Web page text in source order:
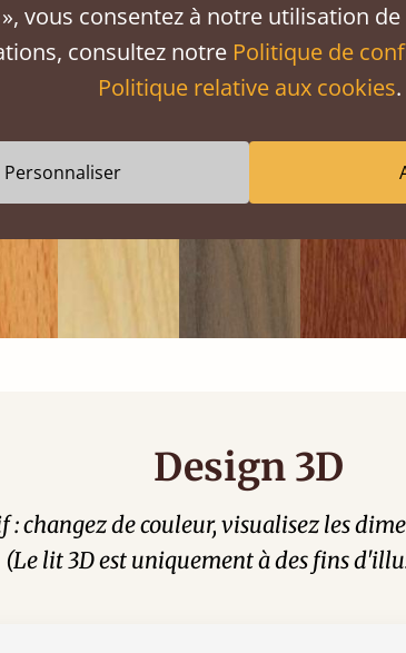
Frêne Noyer Sapelli
Design 3D
changez de couleur, visualisez les
(Le lit 3D est uniquement à des fins
vous consentez à notre utilisation
consultez notre Politique de
Politique relative aux cookies.
Personnaliser